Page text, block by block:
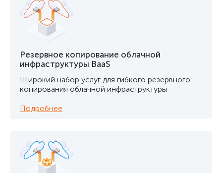
Резервное копирование облачной
инфраструктуры BaaS
Широкий набор услуг для гибкого резервного
копирования облачной инфраструктуры
Подробнее